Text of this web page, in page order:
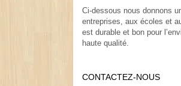
Ci-dessous nous donnons
entreprises, aux écoles et
est durable et bon pour
haute qualité.
CONTACTEZ-NOUS